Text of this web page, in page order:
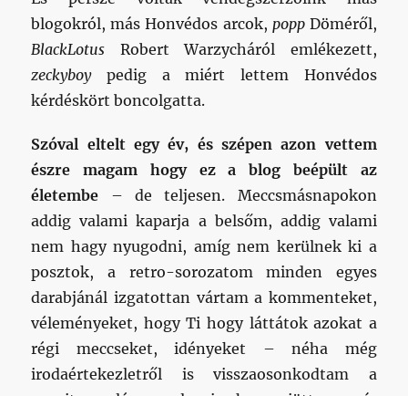
blogokról, más Honvédos arcok, poppDöméről,
BlackLotus Robert Warzycháról emlékezett,
zeckyboypedig a miért lettem Honvédos
kérdéskört boncolgatta.
Szóval eltelt egy év, és szépen azon vettem
észre magam hogy ez a blog beépült az
életembe – de teljesen. Meccsmásnapokon
addig valami kaparja a belsőm, addig valami
nem hagy nyugodni, amíg nem kerülnek ki a
posztok, a retro-sorozatom minden egyes
darabjánál izgatottan vártam a kommenteket,
véleményeket, hogy Ti hogy láttátok azokat a
régi meccseket, idényeket – néha még
irodaértekezletről is visszaosonkodtam a